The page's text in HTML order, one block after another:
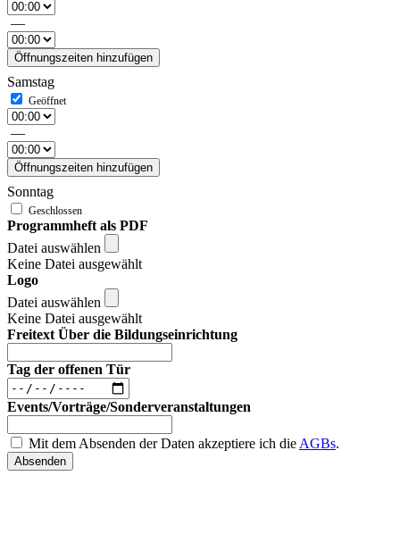
—
Öffnungszeiten hinzufügen
Samstag
—
Öffnungszeiten hinzufügen
Sonntag
Programmheft als PDF
Datei auswählen
Keine Datei ausgewählt
Logo
Datei auswählen
Keine Datei ausgewählt
Freitext Über die Bildungseinrichtung
Tag der offenen Tür
Events/Vorträge/Sonderveranstaltungen
Mit dem Absenden der Daten akzeptiere ich die AGBs.
Absenden